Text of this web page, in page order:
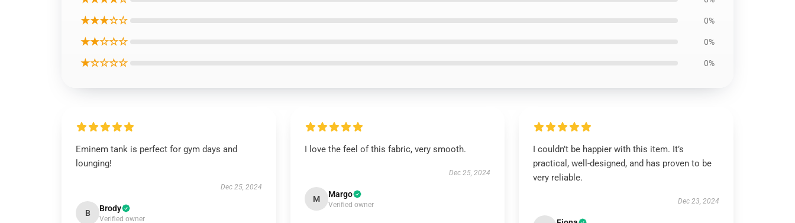
★★★☆☆ 0%
★★☆☆☆ 0%
★☆☆☆☆ 0%
Eminem tank is perfect for gym days and
lounging!
Dec 25, 2024
B Brody
Verified owner
I love the feel of this fabric, very smooth.
Dec 25, 2024
M Margo
Verified owner
I couldn’t be happier with this item. It’s
practical, well-designed, and has proven to be
very reliable.
Dec 23, 2024